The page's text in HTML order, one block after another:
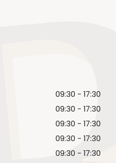
09:30 - 17:30
09:30 - 17:30
09:30 - 17:30
09:30 - 17:30
09:30 - 17:30